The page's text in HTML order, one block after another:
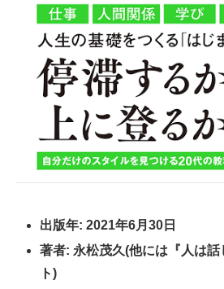
出版年: 2021年6月30日
著者: 永松茂久(他には『人は
ト)